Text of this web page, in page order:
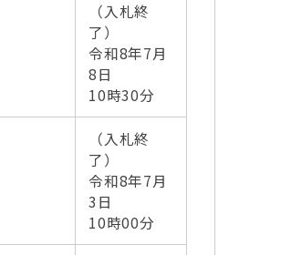
（入札終
了）
令和8年7月
8日
10時30分
（入札終
了）
令和8年7月
3日
10時00分